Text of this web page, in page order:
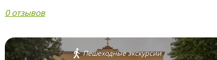
0 отзывов
Пешеходные экскурсии